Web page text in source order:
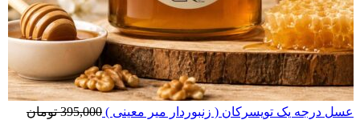
عسل درجه یک تویسرکان ( زنبوردار میر معینی ) 395,000 تومان